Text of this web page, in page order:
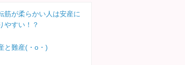
筋が柔らかい人は安産に
やすい！？
と難産(・o・)